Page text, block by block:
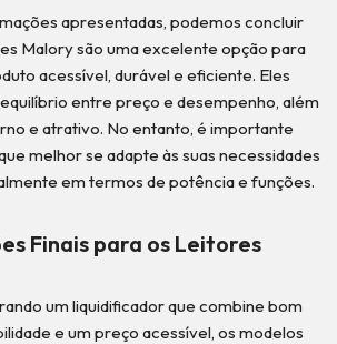
apresentadas, podemos concluir
Malory são uma excelente opção para
acessível, durável e eficiente. Eles
entre preço e desempenho, além
e atrativo. No entanto, é importante
melhor se adapte às suas necessidades
em termos de potência e funções.
Finais para os Leitores
um liquidificador que combine bom
e um preço acessível, os modelos